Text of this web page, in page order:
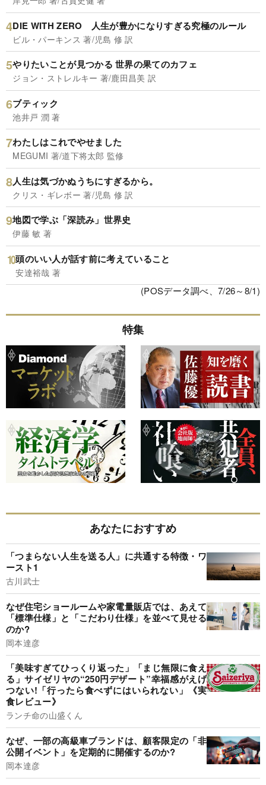
DIE WITH ZERO 人生が豊かになりすぎる究極のルール
ビル・パーキンス 著/児島 修 訳
やりたいことが見つかる 世界の果てのカフェ
ジョン・ストレルキー 著/鹿田昌美 訳
ブティック
池井戸 潤 著
わたしはこれでやせました
MEGUMI 著/道下将太郎 監修
人生は気づかぬうちにすぎるから。
クリス・ギレボー 著/児島 修 訳
地図で学ぶ「深読み」世界史
伊藤 敏 著
頭のいい人が話す前に考えていること
安達裕哉 著
(POSデータ調べ、7/26～8/1)
特集
あなたにおすすめ
「つまらない人生を送る人」に共通する特徴・ワ
ースト1
古川武士
なぜ住宅ショールームや家電量販店では、あえて
「標準仕様」と「こだわり仕様」を並べて見せる
のか?
岡本達彦
「美味すぎてひっくり返った」「まじ無限に食え
る」サイゼリヤの“250円デザート”幸福感がえげ
つない!「行ったら食べずにはいられない」《実
食レビュー》
ランチ命の山盛くん
なぜ、一部の高級車ブランドは、顧客限定の「非
公開イベント」を定期的に開催するのか?
岡本達彦